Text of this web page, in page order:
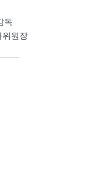
독
위원장